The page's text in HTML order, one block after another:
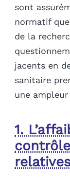
sont
normatif
de la
jacents en
sanitaire
une
1.